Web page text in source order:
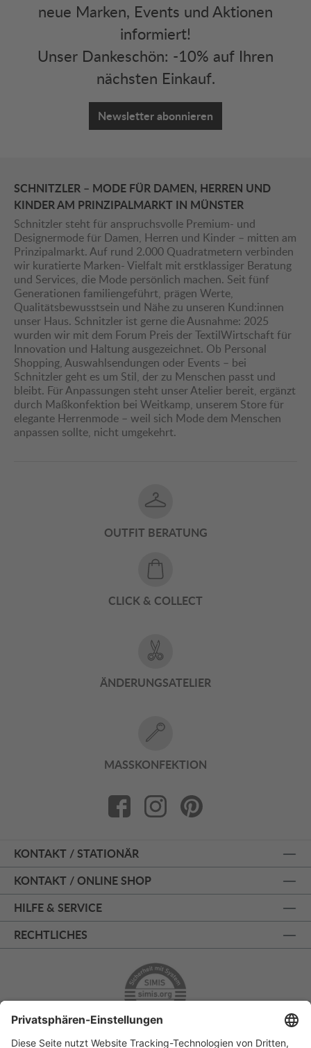
neue Marken, Events und Aktionen
informiert!
Unser Dankeschön: -10% auf Ihren
nächsten Einkauf.
Newsletter abonnieren
SCHNITZLER – MODE FÜR DAMEN, HERREN UND
KINDER AM PRINZIPALMARKT IN MÜNSTER
Schnitzler steht für anspruchsvolle Premium- und
Designermode für Damen, Herren und Kinder – mitten am
Prinzipalmarkt. Auf rund 2.000 Quadratmetern verbinden
wir kuratierte Marken- Vielfalt mit erstklassiger Beratung
und Services, die Mode persönlich machen. Seit fünf
Generationen familiengeführt, prägen Werte,
Qualitätsbewusstsein und Nähe zu unseren Kund:innen
unser Haus. Schnitzler ist gerne die Ausnahme: 2025
wurden wir mit dem Forum Preis der TextilWirtschaft für
Innovation und Haltung ausgezeichnet. Ob Personal
Shopping, Auswahlsendungen oder Events – bei
Schnitzler geht es um Stil, der zu Menschen passt und
bleibt. Für Anpassungen steht unser Atelier bereit, ergänzt
durch Maßkonfektion bei Weitkamp, unserem Store für
elegante Herrenmode – weil sich Mode dem Menschen
anpassen sollte, nicht umgekehrt.
OUTFIT BERATUNG
CLICK & COLLECT
ÄNDERUNGSATELIER
MASSKONFEKTION
KONTAKT / STATIONÄR
KONTAKT / ONLINE SHOP
HILFE & SERVICE
RECHTLICHES